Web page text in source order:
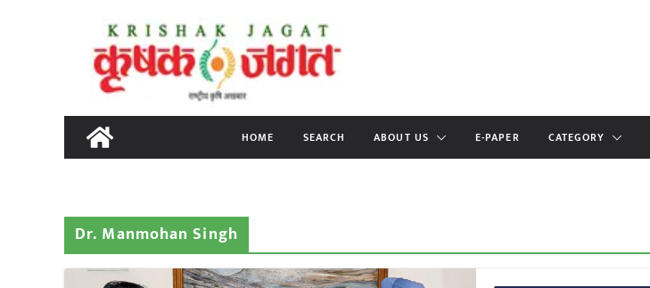
content
HOME SEARCH ABOUT US E-PAPER CATEGORY
Dr. Manmohan Singh